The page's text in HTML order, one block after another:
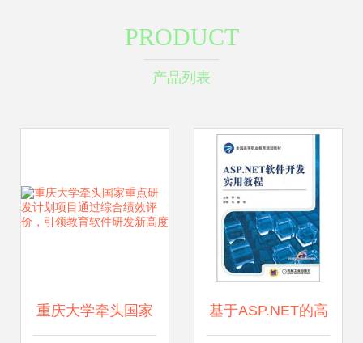
PRODUCT
产品列表
重庆大学牵头国家 基于ASP.NET的高